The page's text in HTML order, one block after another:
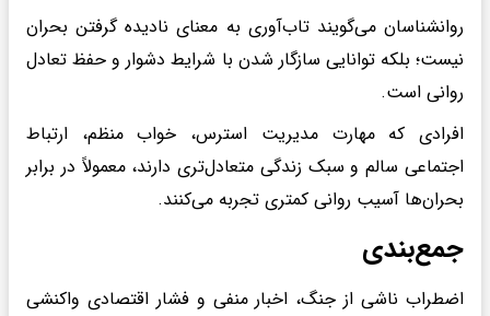
روانشناسان می‌گویند تاب‌آوری به معنای نادیده گرفتن بحران
نیست؛ بلکه توانایی سازگار شدن با شرایط دشوار و حفظ تعادل
روانی است.
افرادی که مهارت مدیریت استرس، خواب منظم، ارتباط
اجتماعی سالم و سبک زندگی متعادل‌تری دارند، معمولاً در برابر
بحران‌ها آسیب روانی کمتری تجربه می‌کنند.
جمع‌بندی
اضطراب ناشی از جنگ، اخبار منفی و فشار اقتصادی واکنشی